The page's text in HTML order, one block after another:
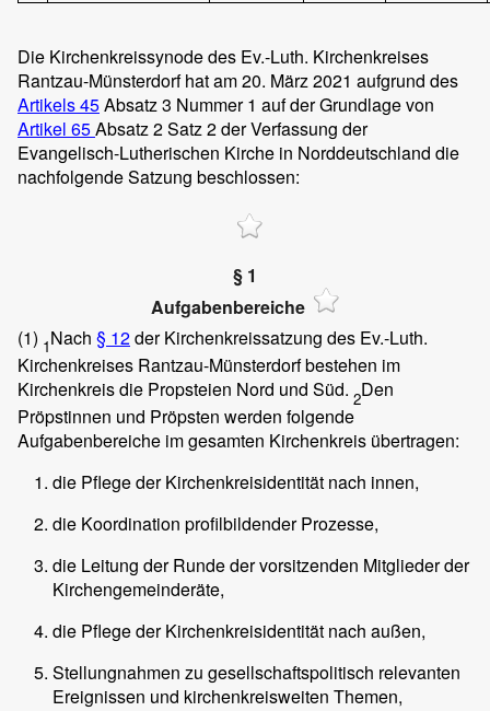
Die Kirchenkreissynode des Ev.-Luth. Kirchenkreises
Rantzau-Münsterdorf hat am 20. März 2021 aufgrund des
Artikels 45Absatz 3 Nummer 1 auf der Grundlage von
Artikel 65Absatz 2 Satz 2 der Verfassung der
Evangelisch-Lutherischen Kirche in Norddeutschland die
nachfolgende Satzung beschlossen:
§ 1
Aufgabenbereiche
(1) 1Nach § 12der Kirchenkreissatzung des Ev.-Luth.
Kirchenkreises Rantzau-Münsterdorf bestehen im
Kirchenkreis die Propsteien Nord und Süd. 2Den
Pröpstinnen und Pröpsten werden folgende
Aufgabenbereiche im gesamten Kirchenkreis übertragen:
die Pflege der Kirchenkreisidentität nach innen,
die Koordination profilbildender Prozesse,
die Leitung der Runde der vorsitzenden Mitglieder der
Kirchengemeinderäte,
die Pflege der Kirchenkreisidentität nach außen,
Stellungnahmen zu gesellschaftspolitisch relevanten
Ereignissen und kirchenkreisweiten Themen,